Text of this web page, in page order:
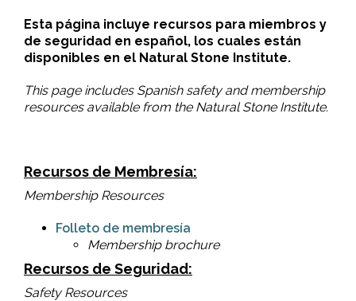
Esta página incluye recursos para miembros y
de seguridad en español, los cuales están
disponibles en el Natural Stone Institute.
This page includes Spanish safety and membership
resources available from the Natural Stone Institute.
Recursos de Membresía:
Membership Resources
Folleto de membresía
Membership brochure
Recursos de Seguridad:
Safety Resources